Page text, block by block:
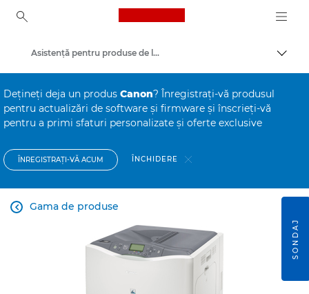
Canon Logo, back to
Asistenţă pentru produse de larg consum
Deţineţi deja un produs Canon? Înregistraţi-vă produsul
pentru actualizări de software şi firmware şi înscrieţi-vă
pentru a primi sfaturi personalizate şi oferte exclusive
ÎNREGISTRAŢI-VĂ ACUM ÎNCHIDERE
Gama de produse

SONDAJ